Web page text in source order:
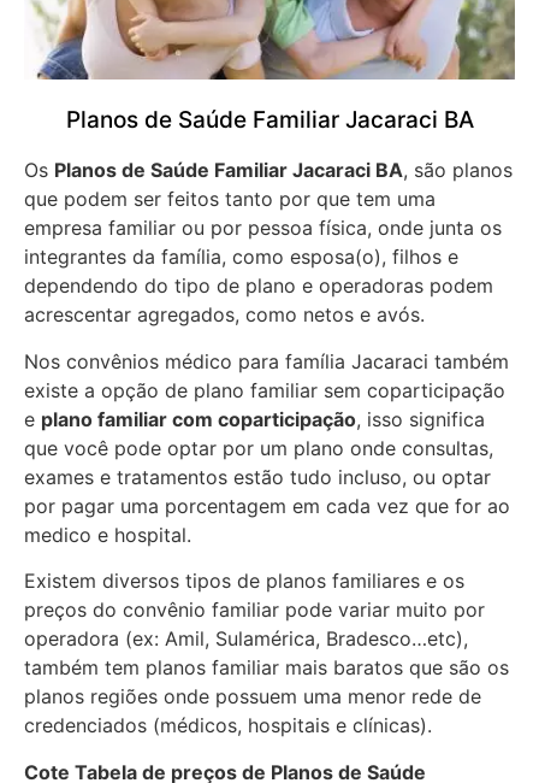
Planos de Saúde Familiar Jacaraci BA
Os Planos de Saúde Familiar Jacaraci BA, são planos
que podem ser feitos tanto por que tem uma
empresa familiar ou por pessoa física, onde junta os
integrantes da família, como esposa(o), filhos e
dependendo do tipo de plano e operadoras podem
acrescentar agregados, como netos e avós.
Nos convênios médico para família Jacaraci também
existe a opção de plano familiar sem coparticipação
e plano familiar com coparticipação, isso significa
que você pode optar por um plano onde consultas,
exames e tratamentos estão tudo incluso, ou optar
por pagar uma porcentagem em cada vez que for ao
medico e hospital.
Existem diversos tipos de planos familiares e os
preços do convênio familiar pode variar muito por
operadora (ex: Amil, Sulamérica, Bradesco…etc),
também tem planos familiar mais baratos que são os
planos regiões onde possuem uma menor rede de
credenciados (médicos, hospitais e clínicas).
Cote Tabela de preços de Planos de Saúde